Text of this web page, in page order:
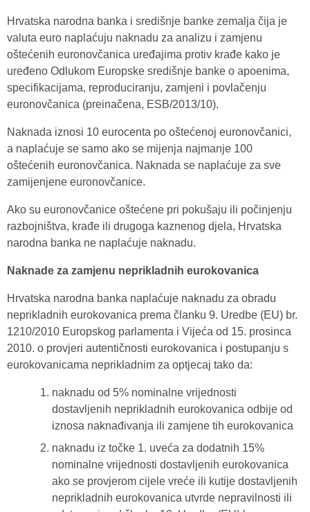
Hrvatska narodna banka i središnje banke zemalja čija je
valuta euro naplaćuju naknadu za analizu i zamjenu
oštećenih euronovčanica uređajima protiv krađe kako je
uređeno Odlukom Europske središnje banke o apoenima,
specifikacijama, reproduciranju, zamjeni i povlačenju
euronovčanica (preinačena, ESB/2013/10).
Naknada iznosi 10 eurocenta po oštećenoj euronovčanici,
a naplaćuje se samo ako se mijenja najmanje 100
oštećenih euronovčanica. Naknada se naplaćuje za sve
zamijenjene euronovčanice.
Ako su euronovčanice oštećene pri pokušaju ili počinjenju
razbojništva, krađe ili drugoga kaznenog djela, Hrvatska
narodna banka ne naplaćuje naknadu.
Naknade za zamjenu neprikladnih eurokovanica
Hrvatska narodna banka naplaćuje naknadu za obradu
neprikladnih eurokovanica prema članku 9. Uredbe (EU) br.
1210/2010 Europskog parlamenta i Vijeća od 15. prosinca
2010. o provjeri autentičnosti eurokovanica i postupanju s
eurokovanicama neprikladnim za optjecaj tako da:
naknadu od 5% nominalne vrijednosti
dostavljenih neprikladnih eurokovanica odbije od
iznosa naknađivanja ili zamjene tih eurokovanica
naknadu iz točke 1. uveća za dodatnih 15%
nominalne vrijednosti dostavljenih eurokovanica
ako se provjerom cijele vreće ili kutije dostavljenih
neprikladnih eurokovanica utvrde nepravilnosti ili